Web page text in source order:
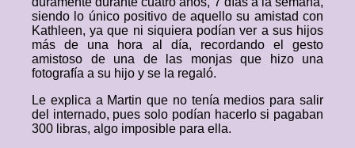
siendo lo único positivo de aquello su amistad con
Kathleen, ya que ni siquiera podían ver a sus hijos
más de una hora al día, recordando el gesto
amistoso de una de las monjas que hizo una
fotografía a su hijo y se la regaló.
Le explica a Martin que no tenía medios para salir
del internado, pues solo podían hacerlo si pagaban
300 libras, algo imposible para ella.